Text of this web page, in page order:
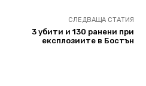
СЛЕДВАЩА СТАТИЯ
3 убити и 130 ранени при
експлозиите в Бостън